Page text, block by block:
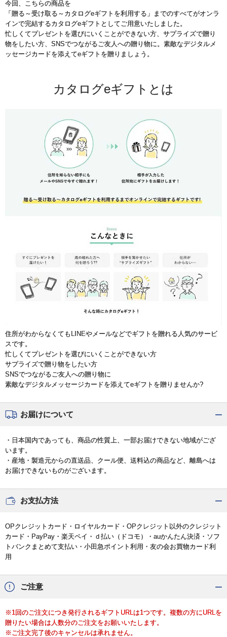
今回、こちらの商品を
「贈る～受け取る～カタログeギフトを利用する」までのすべてがオンラ
インで完結するカタログeギフトとしてご用意いたしました。
忙しくてプレゼントを選びにいくことができない方、サプライズで贈り
物をしたい方、SNSでつながるご友人への贈り物に。素敵なデジタルメ
ッセージカードを添えてeギフトを贈りましょう。
カタログeギフトとは
住所がわからなくてもLINEやメールなどでギフトを贈れる人気のサービ
スです。
忙しくてプレゼントを選びにいくことができない方
サプライズで贈り物をしたい方
SNSでつながるご友人への贈り物に
素敵なデジタルメッセージカードを添えてeギフトを贈りませんか?
お届けについて
・日本国内であっても、商品の性質上、一部お届けできない地域がござ
います。
・産地・製造元からの直送品、クール便、送料込の商品など、離島へは
お届けできないものがございます。
お支払方法
OPクレジットカード・ロイヤルカード・OPクレジット以外のクレジット
カード・PayPay・楽天ペイ・ｄ払い（ドコモ）・auかんたん決済・ソフ
トバンクまとめて支払い・小田急ポイント利用・友の会お買物カード利
用
ご注意
※1回のご注文につき発行されるギフトURLは1つです。複数の方にURLを
贈りたい場合は人数分のご注文をお願いいたします。
※ご注文完了後のキャンセルは承れません。